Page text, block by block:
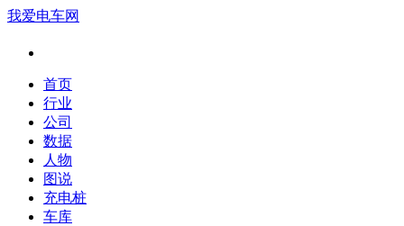
我爱电车网
首页
行业
公司
数据
人物
图说
充电桩
车库